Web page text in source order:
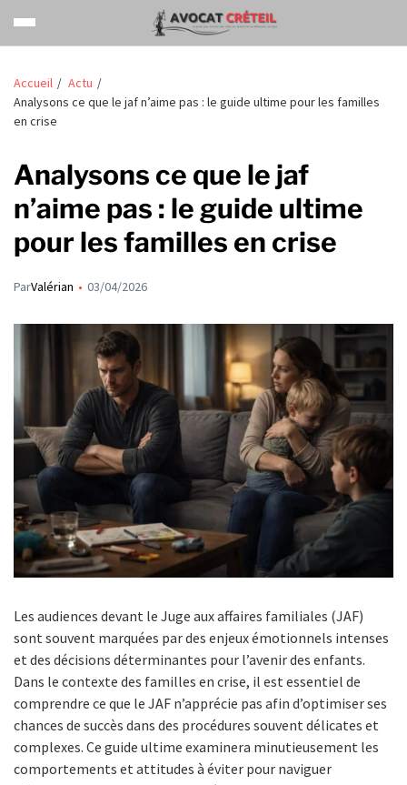
Accueil
Actu
Analysons ce que le jaf n’aime pas : le guide ultime pour les familles
en crise
Analysons ce que le jaf
n’aime pas : le guide ultime
pour les familles en crise
ParValérian 03/04/2026
Les audiences devant le Juge aux affaires familiales (JAF)
sont souvent marquées par des enjeux émotionnels intenses
et des décisions déterminantes pour l’avenir des enfants.
Dans le contexte des familles en crise, il est essentiel de
comprendre ce que le JAF n’apprécie pas afin d’optimiser ses
chances de succès dans des procédures souvent délicates et
complexes. Ce guide ultime examinera minutieusement les
comportements et attitudes à éviter pour naviguer